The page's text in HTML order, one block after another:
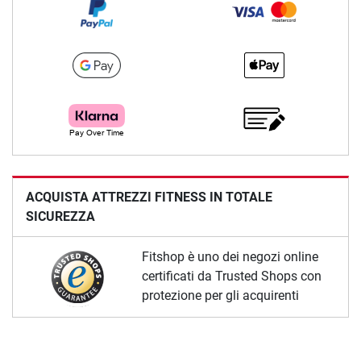
ACQUISTA ATTREZZI FITNESS IN TOTALE
SICUREZZA
Fitshop è uno dei negozi online
certificati da Trusted Shops con
protezione per gli acquirenti